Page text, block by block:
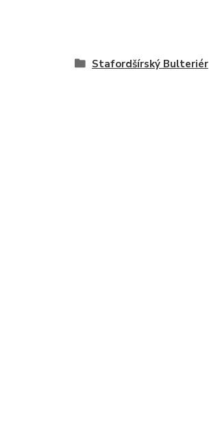
Stafordšírský Bulteriér